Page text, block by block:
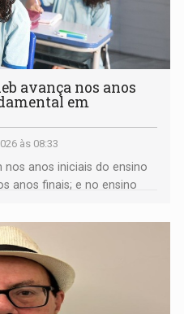
avança nos anos
em
às 08:33
nos anos iniciais do ensino
anos finais; e no ensino